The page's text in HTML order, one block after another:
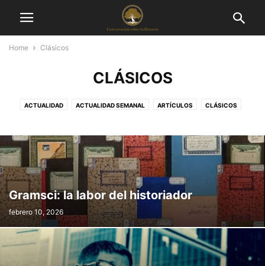
Home Clásicos
CLÁSICOS
ACTUALIDAD ACTUALIDAD SEMANAL ARTÍCULOS CLÁSICOS
LIBROS OPINIÓN
Gramsci: la labor del historiador
febrero 10, 2026